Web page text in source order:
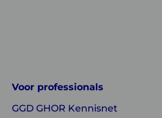
GHOR
GHOR
Voor professionals
GGD GHOR Kennisnet